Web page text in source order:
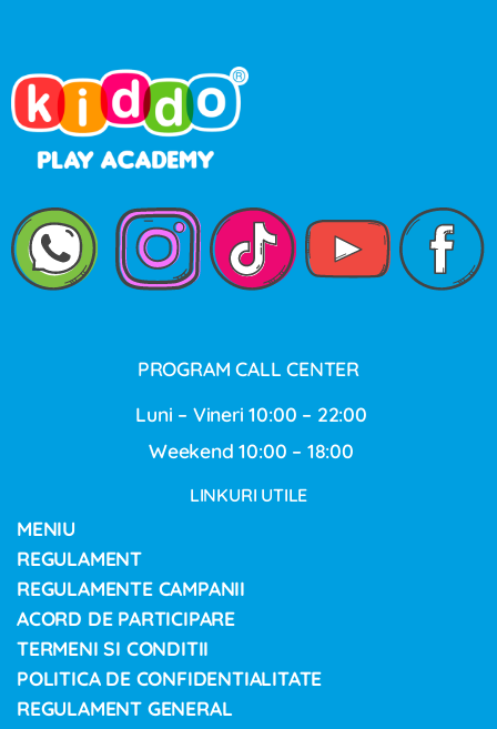
PROGRAM CALL CENTER
Luni – Vineri 10:00 – 22:00
Weekend 10:00 – 18:00
LINKURI UTILE
MENIU
REGULAMENT
REGULAMENTE CAMPANII
ACORD DE PARTICIPARE
TERMENI SI CONDITII
POLITICA DE CONFIDENTIALITATE
REGULAMENT GENERAL